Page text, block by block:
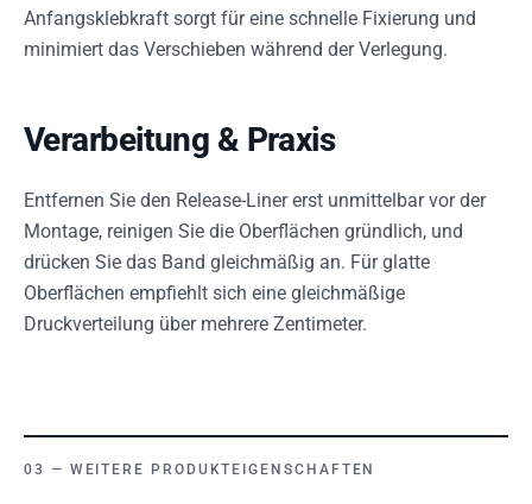
Anfangsklebkraft sorgt für eine schnelle Fixierung und
minimiert das Verschieben während der Verlegung.
Verarbeitung & Praxis
Entfernen Sie den Release-Liner erst unmittelbar vor der
Montage, reinigen Sie die Oberflächen gründlich, und
drücken Sie das Band gleichmäßig an. Für glatte
Oberflächen empfiehlt sich eine gleichmäßige
Druckverteilung über mehrere Zentimeter.
WEITERE PRODUKTEIGENSCHAFTEN